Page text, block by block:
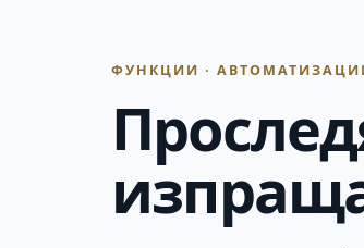
ФУНКЦИИ ·